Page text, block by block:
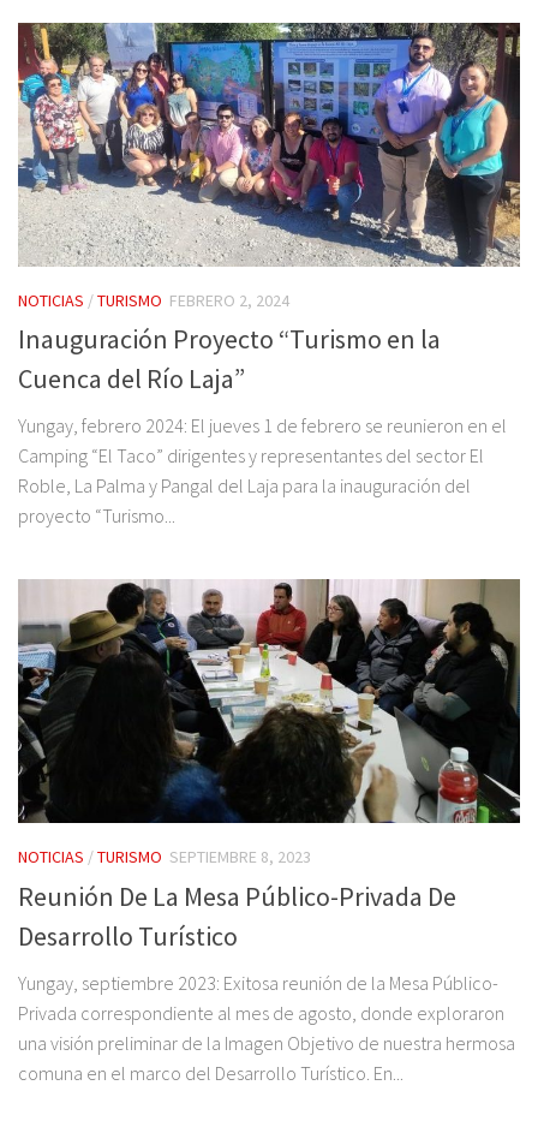
NOTICIAS /TURISMO FEBRERO 2, 2024
Inauguración Proyecto “Turismo en la
Cuenca del Río Laja”
Yungay, febrero 2024: El jueves 1 de febrero se reunieron en el
Camping “El Taco” dirigentes y representantes del sector El
Roble, La Palma y Pangal del Laja para la inauguración del
proyecto “Turismo...
NOTICIAS /TURISMO SEPTIEMBRE 8, 2023
Reunión De La Mesa Público-Privada De
Desarrollo Turístico
Yungay, septiembre 2023: Exitosa reunión de la Mesa Público-
Privada correspondiente al mes de agosto, donde exploraron
una visión preliminar de la Imagen Objetivo de nuestra hermosa
comuna en el marco del Desarrollo Turístico. En...